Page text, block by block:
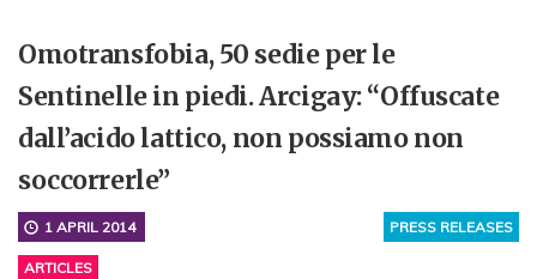
Omotransfobia, 50 sedie per le
Sentinelle in piedi. Arcigay: “Offuscate
dall’acido lattico, non possiamo non
soccorrerle”
PRESS RELEASES
1 APRIL 2014
ARTICLES